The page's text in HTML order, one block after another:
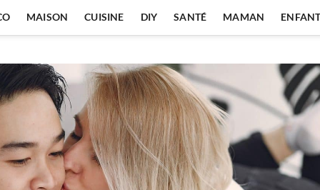
MAISON CUISINE DIY SANTÉ MAMAN